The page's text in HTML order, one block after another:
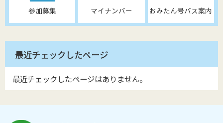
参加募集 マイナンバー おみたん号バス案内
最近チェックしたページ
最近チェックしたページはありません。